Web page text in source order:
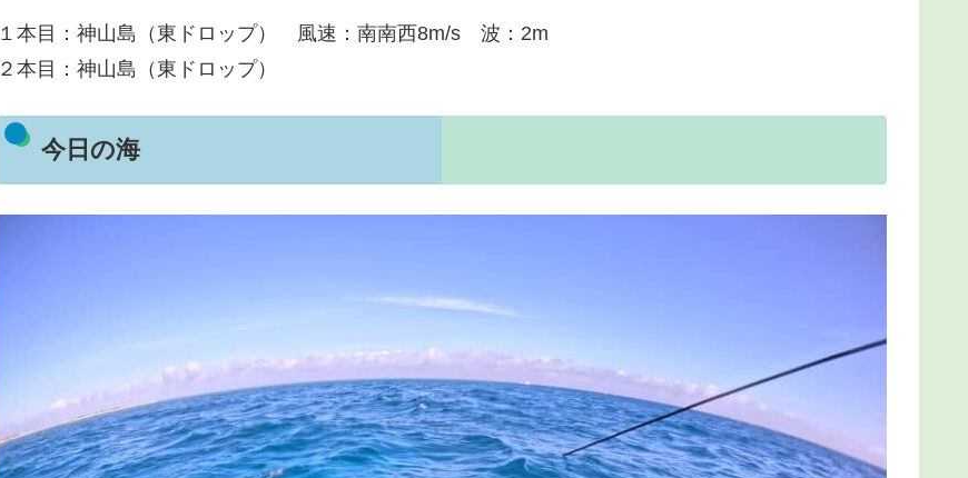
１本目：神山島（東ドロップ） 風速：南南西8m/s 波：2m
２本目：神山島（東ドロップ）
今日の海